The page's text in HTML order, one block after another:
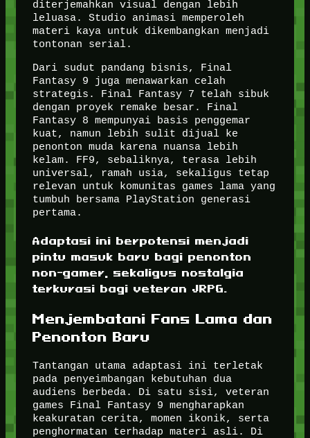
diterjemahkan visual dengan lebih
leluasa. Studio animasi memperoleh
materi kaya untuk dikembangkan menjadi
tontonan serial.
Dari sudut pandang bisnis, Final
Fantasy 9 juga menawarkan celah
strategis. Final Fantasy 7 telah sibuk
dengan proyek remake besar. Final
Fantasy 8 mempunyai basis penggemar
kuat, namun lebih sulit dijual ke
penonton muda karena nuansa lebih
kelam. FF9, sebaliknya, terasa lebih
universal, ramah usia, sekaligus tetap
relevan untuk komunitas games lama yang
tumbuh bersama PlayStation generasi
pertama.
Adaptasi ini berpotensi menjadi
pintu masuk baru bagi penonton
non-gamer, sekaligus nostalgia
terkurasi bagi veteran JRPG.
Menjembatani Fans Lama dan
Penonton Baru
Tantangan utama adaptasi ini terletak
pada penyeimbangan kebutuhan dua
audiens berbeda. Di satu sisi, veteran
games Final Fantasy 9 mengharapkan
keakuratan cerita, momen ikonik, serta
penghormatan terhadap materi asli. Di